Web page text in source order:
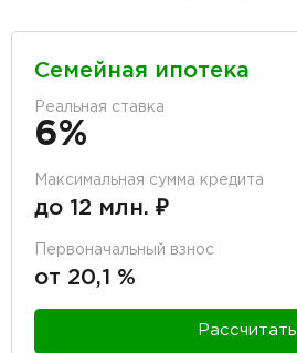
Семейная ипотека
Реальная ставка
6%
Максимальная сумма кредита
до 12 млн. ₽
Первоначальный взнос
от 20,1 %
Рассчитать